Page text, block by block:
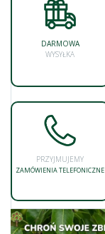
DARMOWA
WYSYŁKA
PRZYJMUJEMY
ZAMÓWIENIA TELEFONICZNE